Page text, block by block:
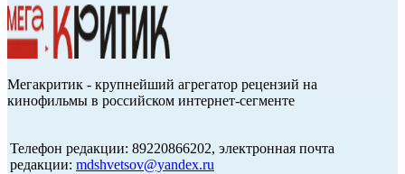
Мегакритик - крупнейший агрегатор рецензий на
кинофильмы в российском интернет-сегменте
Телефон редакции: 89220866202, электронная почта
редакции: mdshvetsov@yandex.ru